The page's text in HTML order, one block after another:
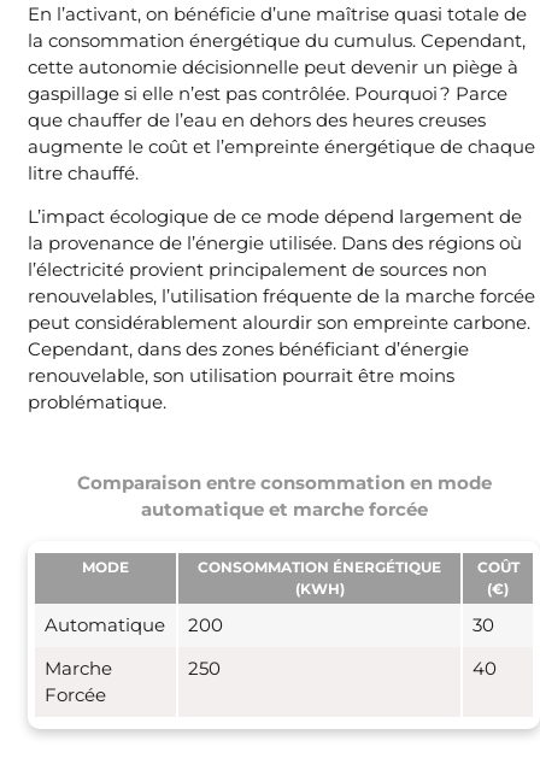
En l’activant, on bénéficie d’une maîtrise quasi totale de
la consommation énergétique du cumulus. Cependant,
cette autonomie décisionnelle peut devenir un piège à
gaspillage si elle n’est pas contrôlée. Pourquoi ? Parce
que chauffer de l’eau en dehors des heures creuses
augmente le coût et l’empreinte énergétique de chaque
litre chauffé.
L’impact écologique de ce mode dépend largement de
la provenance de l’énergie utilisée. Dans des régions où
l’électricité provient principalement de sources non
renouvelables, l’utilisation fréquente de la marche forcée
peut considérablement alourdir son empreinte carbone.
Cependant, dans des zones bénéficiant d’énergie
renouvelable, son utilisation pourrait être moins
problématique.
Comparaison entre consommation en mode
automatique et marche forcée
MODE
CONSOMMATION ÉNERGÉTIQUE
(KWH)
COÛT
(€)
Automatique 200
30
Marche
Forcée
250 40